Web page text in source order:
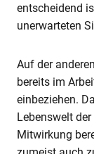
entscheidend
unerwarteten
Auf der
bereits im
einbeziehen.
Lebenswelt
Mitwirkung